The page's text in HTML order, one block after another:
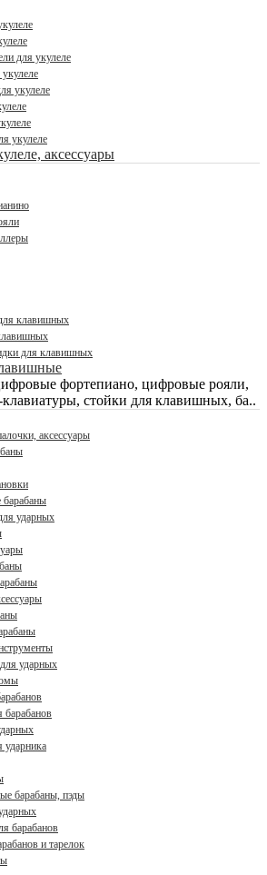
для укулеле
укулеле
укулеле
аксессуары
клавишных
для клавишных
фортепиано, цифровые рояли,
стойки для клавишных, ба..
аксессуары
барабаны
ударных
ударных
барабанов
ударника
барабаны, пэды
барабанов
и тарелок